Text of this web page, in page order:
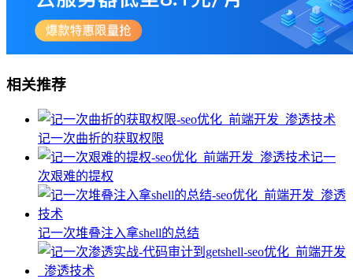
相关推荐
记一次曲折的获取权限
记一
次艰难的提权
记一次堆叠注入拿shell的总结